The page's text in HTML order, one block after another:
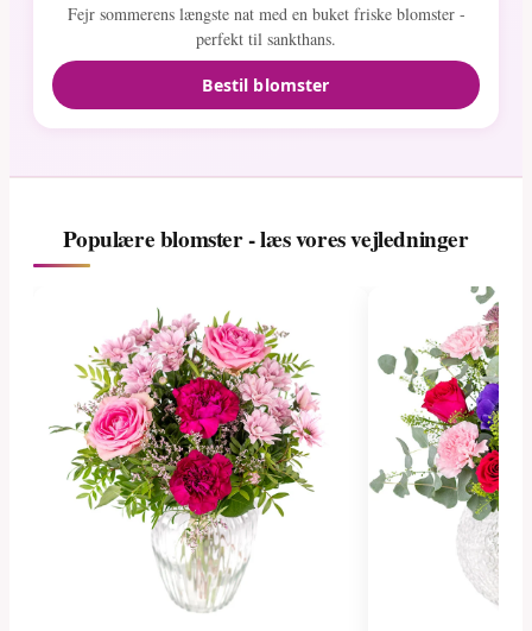
Fejr sommerens længste nat med en buket friske blomster -
perfekt til sankthans.
Bestil blomster
Populære blomster - læs vores vejledninger